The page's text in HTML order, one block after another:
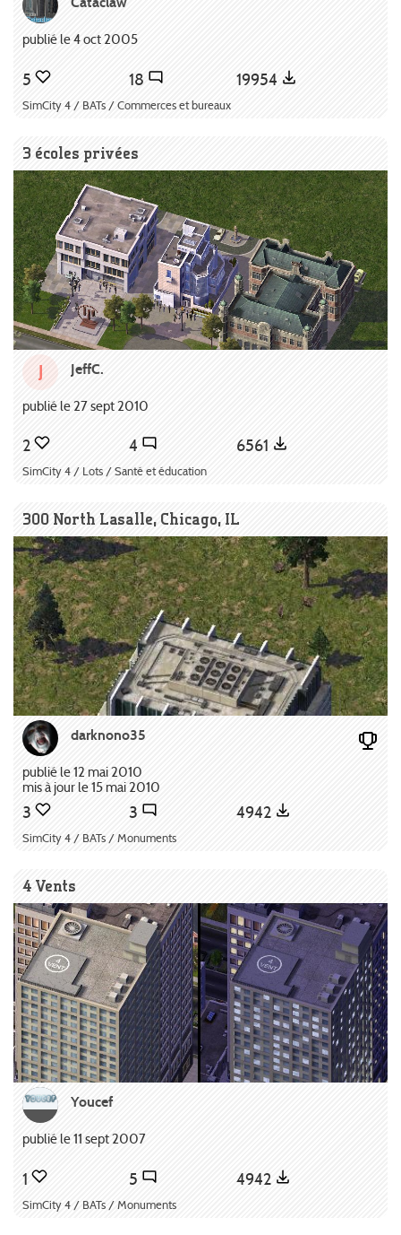
publié le 4 oct 2005
5 18 19954
SimCity 4 / BATs / Commerces et bureaux
3 écoles privées
J JeffC.
publié le 27 sept 2010
2 4 6561
SimCity 4 / Lots / Santé et éducation
300 North Lasalle, Chicago, IL
darknono35
publié le 12 mai 2010
mis à jour le 15 mai 2010
3 3 4942
SimCity 4 / BATs / Monuments
4 Vents
Youcef
publié le 11 sept 2007
1 5 4942
SimCity 4 / BATs / Monuments